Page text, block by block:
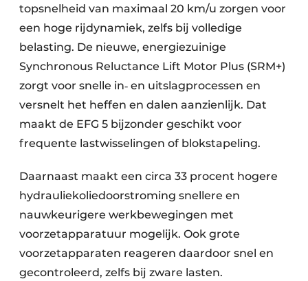
topsnelheid van maximaal 20 km/u zorgen voor
een hoge rijdynamiek, zelfs bij volledige
belasting. De nieuwe, energiezuinige
Synchronous Reluctance Lift Motor Plus (SRM+)
zorgt voor snelle in‑ en uitslagprocessen en
versnelt het heffen en dalen aanzienlijk. Dat
maakt de EFG 5 bijzonder geschikt voor
frequente lastwisselingen of blokstapeling.
Daarnaast maakt een circa 33 procent hogere
hydrauliekoliedoorstroming snellere en
nauwkeurigere werkbewegingen met
voorzetapparatuur mogelijk. Ook grote
voorzetapparaten reageren daardoor snel en
gecontroleerd, zelfs bij zware lasten.